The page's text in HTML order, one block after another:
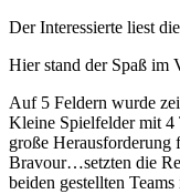
Der Interessierte liest
Hier stand der Spaß im
Auf 5 Feldern wurde
Kleine Spielfelder mit 4
große Herausforderung
Bravour…setzten die
beiden gestellten